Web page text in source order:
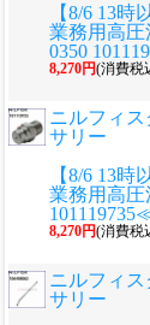
【8/6 13
業務用高
0350
8,270円(消費税
ニルフィ
サリー
【8/6 13
業務用高圧
8,270円(消費税
ニルフィ
サリー